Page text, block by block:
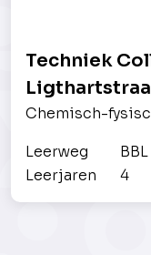
Techniek
Chemisch-
Leerweg
BBL
Leerjaren
4